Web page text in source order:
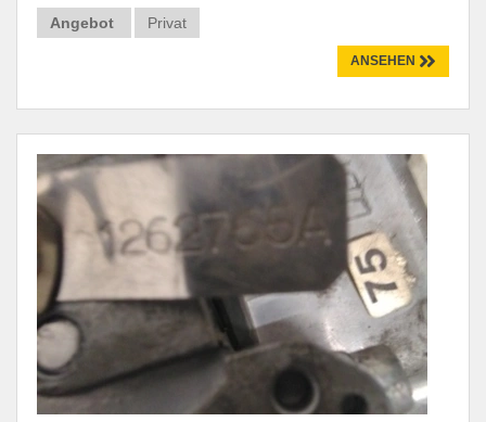
Angebot Privat
ANSEHEN